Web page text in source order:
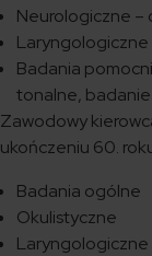
Neurologiczne –
Laryngologiczne
Badania
tonalne,
Zawodowy
ukończeniu 60.
Badania ogólne
Okulistyczne
Laryngologiczne